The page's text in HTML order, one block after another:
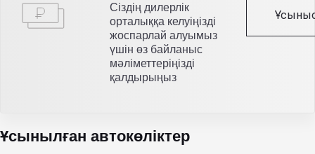
Сіздің дилерлік
орталыққа келуіңізді
жоспарлай алуымыз
үшін өз байланыс
мәліметтеріңізді
қалдырыңыз
Ұсынылған автокөліктер